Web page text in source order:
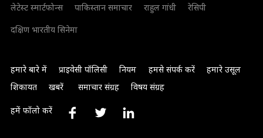
लेटेस्ट स्मार्टफोन्स
पाकिस्तान समाचार राहुल गांधी
रेसिपी
दक्षिण भारतीय सिनेमा
हमारे बारे में प्राइवेसी पॉलिसी नियम हमसे संपर्क करें
हमारे उसूल
शिकायत
खबरें समाचार संग्रह विषय संग्रह
हमें फॉलो करें